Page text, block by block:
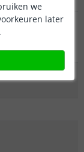
we
later